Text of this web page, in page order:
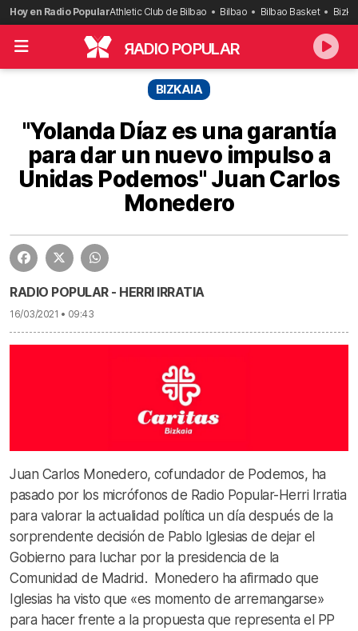
Saltar
al
contenido
Hoy en Radio PopularAthletic Club de Bilbao Bilbao Bilbao Basket
RADIO POPULAR
BIZKAIA
"Yolanda Díaz es una garantía
para dar un nuevo impulso a
Unidas Podemos" Juan Carlos
Monedero
RADIO POPULAR - HERRI IRRATIA
16/03/2021 • 09:43
Juan Carlos Monedero, cofundador de Podemos, ha
pasado por los micrófonos de Radio Popular-Herri Irratia
para valorar la actualidad política un día después de la
sorprendente decisión de Pablo Iglesias de dejar el
Gobierno para luchar por la presidencia de la
Comunidad de Madrid. Monedero ha afirmado que
Iglesias ha visto que «es momento de arremangarse»
para hacer frente a la propuesta que representa el PP